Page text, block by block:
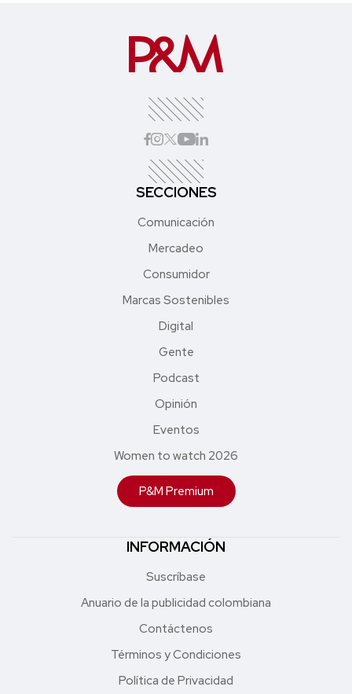
SECCIONES
Comunicación
Mercadeo
Consumidor
Marcas Sostenibles
Digital
Gente
Podcast
Opinión
Eventos
Women to watch 2026
P&M Premium
INFORMACIÓN
Suscríbase
Anuario de la publicidad colombiana
Contáctenos
Términos y Condiciones
Política de Privacidad